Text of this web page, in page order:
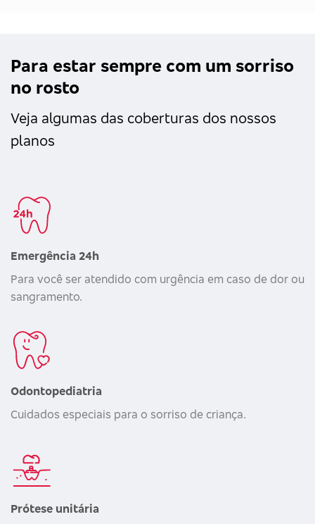
Para estar sempre com um sorriso
no rosto
Veja algumas das coberturas dos nossos
planos
Emergência 24h
Para você ser atendido com urgência em caso de dor ou
sangramento.
Odontopediatria
Cuidados especiais para o sorriso de criança.
Prótese unitária